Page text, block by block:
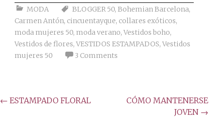
MODA BLOGGER 50, Bohemian Barcelona,
Carmen Antón, cincuentayque, collares exóticos,
moda mujeres 50, moda verano, Vestidos boho,
Vestidos de flores, VESTIDOS ESTAMPADOS, Vestidos
mujeres 50
3 Comments
Post
← ESTAMPADO FLORAL
CÓMO MANTENERSE
JOVEN →